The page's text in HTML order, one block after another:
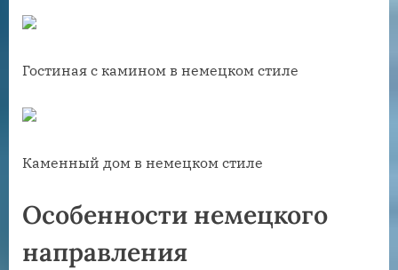
Гостиная с камином в немецком стиле
Каменный дом в немецком стиле
Особенности немецкого
направления